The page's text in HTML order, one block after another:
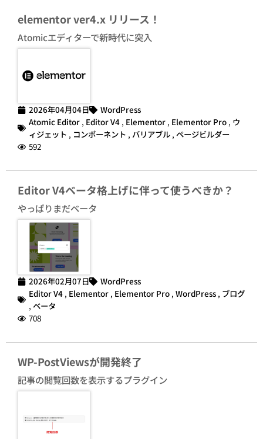
elementor ver4.x リリース！
Atomicエディターで新時代に突入
2026年04月04日
WordPress
Atomic Editor , Editor V4 , Elementor , Elementor Pro , ウ
ィジェット , コンポーネント , バリアブル , ページビルダー
592
Editor V4ベータ格上げに伴って使うべきか？
やっぱりまだベータ
2026年02月07日
WordPress
Editor V4 , Elementor , Elementor Pro , WordPress , ブログ
, ベータ
708
WP-PostViewsが開発終了
記事の閲覧回数を表示するプラグイン